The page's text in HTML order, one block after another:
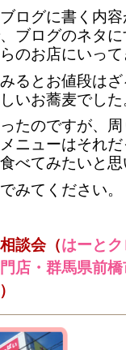
ログに書く内
ブログのネタ
のお店にいって
るとお値段は
いお蕎麦でした
たのですが、
ニューはそれ
べてみたいと思
みてください。
談会（はーと
店・群馬県前
）